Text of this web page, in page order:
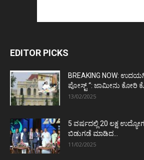
EDITOR PICKS
BREAKING NOW:
ಪೋಸ್ಟ್‌ “: ಜಾಮೀನು ಕೋರಿ
13/02/2025
5 ವರ್ಷದಲ್ಲಿ 20 ಲಕ್ಷ
ಬಿಡುಗಡೆ ಮಾಡಿದ...
11/02/2025